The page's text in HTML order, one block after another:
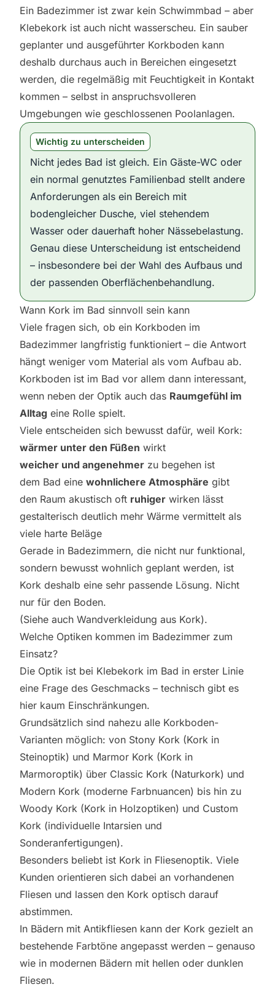
Ein Badezimmer ist zwar kein Schwimmbad – aber
Klebekork ist auch nicht wasserscheu. Ein sauber
geplanter und ausgeführter Korkboden kann
deshalb durchaus auch in Bereichen eingesetzt
werden, die regelmäßig mit Feuchtigkeit in Kontakt
kommen – selbst in anspruchsvolleren
Umgebungen wie geschlossenen Poolanlagen.
Wichtig zu unterscheiden
Nicht jedes Bad ist gleich. Ein Gäste-WC oder
ein normal genutztes Familienbad stellt andere
Anforderungen als ein Bereich mit
bodengleicher Dusche, viel stehendem
Wasser oder dauerhaft hoher Nässebelastung.
Genau diese Unterscheidung ist entscheidend
– insbesondere bei der Wahl des Aufbaus und
der passenden Oberflächenbehandlung.
Wann Kork im Bad sinnvoll sein kann
Viele fragen sich, ob ein Korkboden im
Badezimmer langfristig funktioniert – die Antwort
hängt weniger vom Material als vom Aufbau ab.
Korkboden ist im Bad vor allem dann interessant,
wenn neben der Optik auch das Raumgefühl im
Alltag eine Rolle spielt.
Viele entscheiden sich bewusst dafür, weil Kork:
wärmer unter den Füßen wirkt
weicher und angenehmer zu begehen ist
dem Bad eine wohnlichere Atmosphäre gibt
den Raum akustisch oft ruhiger wirken lässt
gestalterisch deutlich mehr Wärme vermittelt als
viele harte Beläge
Gerade in Badezimmern, die nicht nur funktional,
sondern bewusst wohnlich geplant werden, ist
Kork deshalb eine sehr passende Lösung. Nicht
nur für den Boden.
(Siehe auch Wandverkleidung aus Kork).
Welche Optiken kommen im Badezimmer zum
Einsatz?
Die Optik ist bei Klebekork im Bad in erster Linie
eine Frage des Geschmacks – technisch gibt es
hier kaum Einschränkungen.
Grundsätzlich sind nahezu alle Korkboden-
Varianten möglich: von Stony Kork (Kork in
Steinoptik) und Marmor Kork (Kork in
Marmoroptik) über Classic Kork (Naturkork) und
Modern Kork (moderne Farbnuancen) bis hin zu
Woody Kork (Kork in Holzoptiken) und Custom
Kork (individuelle Intarsien und
Sonderanfertigungen).
Besonders beliebt ist Kork in Fliesenoptik. Viele
Kunden orientieren sich dabei an vorhandenen
Fliesen und lassen den Kork optisch darauf
abstimmen.
In Bädern mit Antikfliesen kann der Kork gezielt an
bestehende Farbtöne angepasst werden – genauso
wie in modernen Bädern mit hellen oder dunklen
Fliesen.